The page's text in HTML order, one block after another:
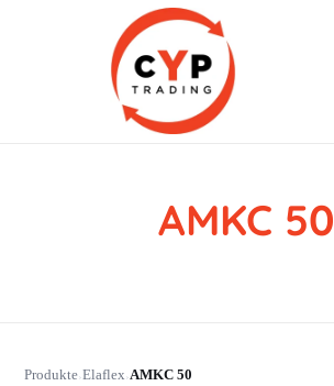
AMKC 50
Produkte›Elaflex›AMKC 50